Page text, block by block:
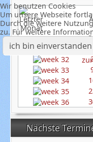
Nächste
Wir benutzen Cookies
Um unsere Webseite
Durch die weitere
zu. Für weitere
ich bin einverstanden